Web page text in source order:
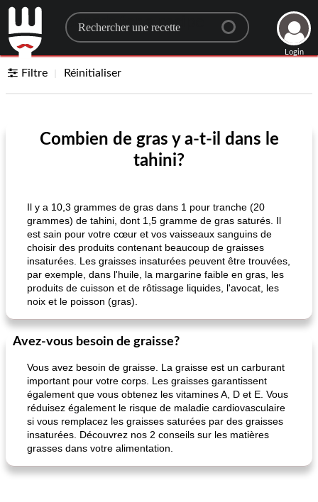
Search for a recipe
Login
Filtre Réinitialiser
Combien de gras y a-t-il dans le
tahini?
Il y a 10,3 grammes de gras dans 1 pour tranche (20
grammes) de tahini, dont 1,5 gramme de gras saturés. Il
est sain pour votre cœur et vos vaisseaux sanguins de
choisir des produits contenant beaucoup de graisses
insaturées. Les graisses insaturées peuvent être trouvées,
par exemple, dans l'huile, la margarine faible en gras, les
produits de cuisson et de rôtissage liquides, l'avocat, les
noix et le poisson (gras).
Avez-vous besoin de graisse?
Vous avez besoin de graisse. La graisse est un carburant
important pour votre corps. Les graisses garantissent
également que vous obtenez les vitamines A, D et E. Vous
réduisez également le risque de maladie cardiovasculaire
si vous remplacez les graisses saturées par des graisses
insaturées. Découvrez nos 2 conseils sur les matières
grasses dans votre alimentation.